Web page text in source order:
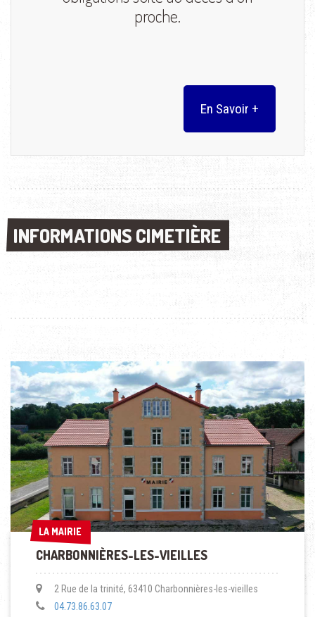
proche.
En Savoir +
INFORMATIONS CIMETIÈRE
INFORMATIONS CIMETIÈRE
LA MAIRIE
LA MAIRIE
CHARBONNIÈRES-LES-VIEILLES
2 Rue de la trinité, 63410 Charbonnières-les-vieilles
04.73.86.63.07